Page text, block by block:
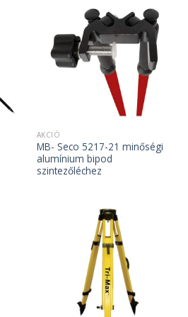
AKCIÓ
MB- Seco 5217-21 minőségi
alumínium bipod
szintezőléchez